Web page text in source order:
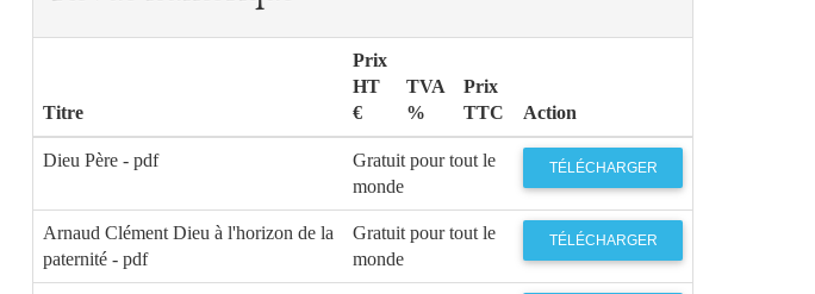
Titre
Prix
HT
€
TVA
%
Prix
TTC
Action
Dieu Père - pdf
Gratuit pour tout le
monde
TÉLÉCHARGER
Arnaud Clément Dieu à l'horizon de la
paternité - pdf
Gratuit pour tout le
monde
TÉLÉCHARGER